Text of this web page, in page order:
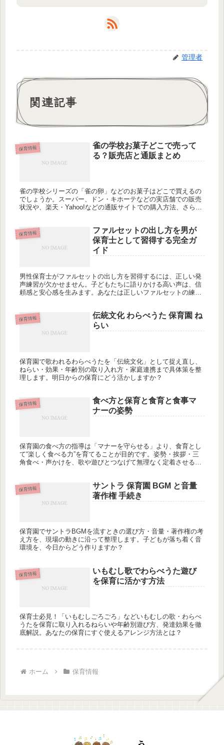
管理者
関連記事
保育情報
雀の学校お菓子どこで売って
る？販売店と通販まとめ
雀の学校シリーズの「雀の卵」などのお菓子はどこで買えるの
でしょうか。スーパー、ドン・キホーテなどの実店舗での販売
状況や、楽天・Yahoo!などの通販サイトでの購入方法、さらに
保育情報
ファルセットの出し方を男が
保育士として習得する完全ガ
イド
男性保育士がファルセットの出し方を習得するには、正しい発
声練習が欠かせません。子どもたちに語りかける高い声は、信
頼感と安心感を生みます。あなたは正しいファルセットの練習
保育情報
伝統文化 わらべうた 保育園 ね
らい
保育園で歌われるわらべうたを「伝統文化」として捉え直し、
ねらい・効果・年齢別の取り入れ方・家庭連携まで具体策を整
理します。明日からの保育にどう活かしますか？
保育情報
食べ方と保育と食育と食事マ
ナーの姿勢
保育園の食べ方の指導は「マナーを守らせる」より、食育とし
て“楽しく食べる力”を育てることが目的です。姿勢・挨拶・三
角食べ・声かけを、歌や遊びとつなげて無理なく定着させる方
保育情報
サントラ 保育園 BGM と音量
著作権 手続き
保育園でサントラBGMを流すときの選び方・音量・著作権の考
え方を、現場の動きに沿って整理します。子どもが落ち着く音
環境を、今日からどう作りますか？
保育情報
いもむし歌でわらべうた遊び
を保育に活かす方法
保育士必見！「いもむしごろごろ」などいもむしの歌・わらべ
うたを保育に取り入れるねらいや年齢別遊び方、発達効果を徹
底解説。あなたの保育にすぐ使えるアレンジ方法とは？
ホーム 保育情報